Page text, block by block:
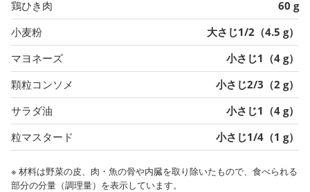
鶏ひき肉
60 g
小麦粉
大さじ1/2（4.5 g）
マヨネーズ
小さじ1（4 g）
顆粒コンソメ
小さじ2/3（2 g）
サラダ油
小さじ1（4 g）
粒マスタード
小さじ1/4（1 g）
※ 材料は野菜の皮、肉・魚の骨や内臓を取り除いたもので、食べられる
部分の分量（調理量）を表示しています。